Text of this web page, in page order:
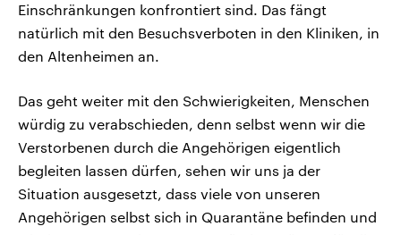
Einschränkungen konfrontiert sind. Das fängt
natürlich mit den Besuchsverboten in den Kliniken, in
den Altenheimen an.
Das geht weiter mit den Schwierigkeiten, Menschen
würdig zu verabschieden, denn selbst wenn wir die
Verstorbenen durch die Angehörigen eigentlich
begleiten lassen dürfen, sehen wir uns ja der
Situation ausgesetzt, dass viele von unseren
Angehörigen selbst sich in Quarantäne befinden und